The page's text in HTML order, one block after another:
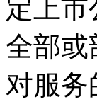
定上
全部或
对服